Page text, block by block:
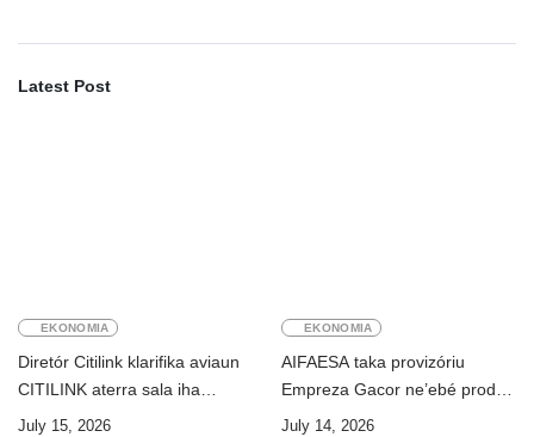
Latest Post
EKONOMIA
Diretór Citilink klarifika aviaun
CITILINK aterra sala iha
Aeroportu Komoro ne’e
July 15, 2026
EKONOMIA
AIFAESA taka provizóriu
Empreza Gacor ne’ebé prodús
“pentolan”
July 14, 2026